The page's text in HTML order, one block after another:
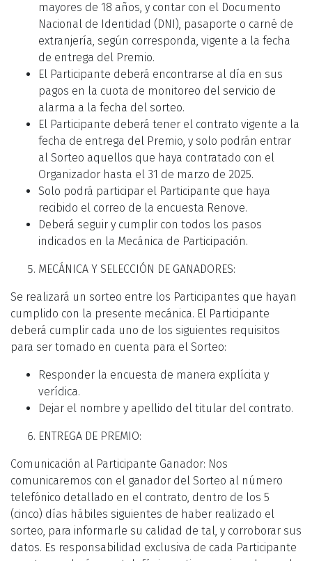
mayores de 18 años, y contar con el Documento
Nacional de Identidad (DNI), pasaporte o carné de
extranjería, según corresponda, vigente a la fecha
de entrega del Premio.
El Participante deberá encontrarse al día en sus
pagos en la cuota de monitoreo del servicio de
alarma a la fecha del sorteo.
El Participante deberá tener el contrato vigente a la
fecha de entrega del Premio, y solo podrán entrar
al Sorteo aquellos que haya contratado con el
Organizador hasta el 31 de marzo de 2025.
Solo podrá participar el Participante que haya
recibido el correo de la encuesta Renove.
Deberá seguir y cumplir con todos los pasos
indicados en la Mecánica de Participación.
MECÁNICA Y SELECCIÓN DE GANADORES:
Se realizará un sorteo entre los Participantes que hayan
cumplido con la presente mecánica. El Participante
deberá cumplir cada uno de los siguientes requisitos
para ser tomado en cuenta para el Sorteo:
Responder la encuesta de manera explícita y
verídica.
Dejar el nombre y apellido del titular del contrato.
ENTREGA DE PREMIO:
Comunicación al Participante Ganador: Nos
comunicaremos con el ganador del Sorteo al número
telefónico detallado en el contrato, dentro de los 5
(cinco) días hábiles siguientes de haber realizado el
sorteo, para informarle su calidad de tal, y corroborar sus
datos. Es responsabilidad exclusiva de cada Participante